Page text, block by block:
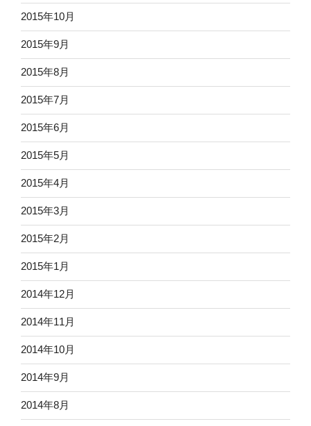
2015年10月
2015年9月
2015年8月
2015年7月
2015年6月
2015年5月
2015年4月
2015年3月
2015年2月
2015年1月
2014年12月
2014年11月
2014年10月
2014年9月
2014年8月